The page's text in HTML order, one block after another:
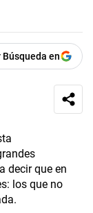
Búsqueda en
decir que en
los que no